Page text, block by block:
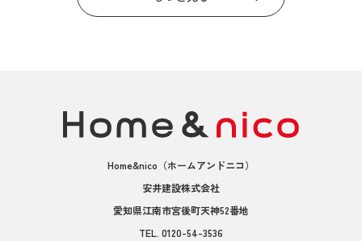
Home&nico （ホームアンドニコ）
安井建設株式会社
愛知県江南市宮後町天神52番地
TEL. 0120-54-3536